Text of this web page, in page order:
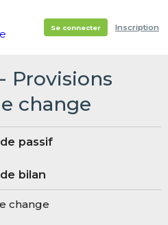
Se connecter Inscription
- Provisions
change
passif
bilan
change